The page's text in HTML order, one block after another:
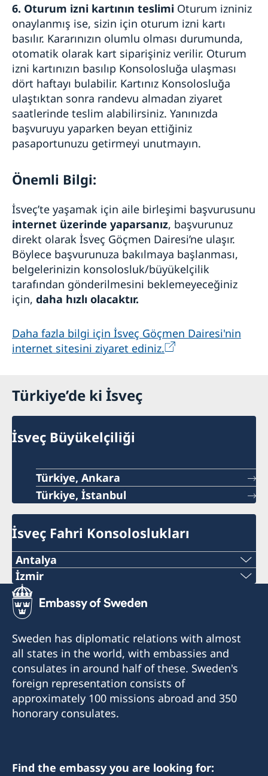
6. Oturum izni kartının teslimi Oturum izniniz
onaylanmış ise, sizin için oturum izni kartı
basılır. Kararınızın olumlu olması durumunda,
otomatik olarak kart siparişiniz verilir. Oturum
izni kartınızın basılıp Konsolosluğa ulaşması
dört haftayı bulabilir. Kartınız Konsolosluğa
ulaştıktan sonra randevu almadan ziyaret
saatlerinde teslim alabilirsiniz. Yanınızda
başvuruyu yaparken beyan ettiğiniz
pasaportunuzu getirmeyi unutmayın.
Önemli Bilgi:
İsveç’te yaşamak için aile birleşimi başvurusunu
internet üzerinde yaparsanız, başvurunuz
direkt olarak İsveç Göçmen Dairesi’ne ulaşır.
Böylece başvurunuza bakılmaya başlanması,
belgelerinizin konsolosluk/büyükelçilik
tarafından gönderilmesini beklemeyeceğiniz
için, daha hızlı olacaktır.
Daha fazla bilgi için İsveç Göçmen Dairesi'nin
internet sitesini ziyaret ediniz.
Türkiye’de ki İsveç
İsveç Büyükelçiliği
Türkiye, Ankara
Türkiye, İstanbul
İsveç Fahri Konsoloslukları
Antalya
Telefon Numarası:
+90 546 242 42 77
consulatesweden@gmail.com
Fahri Konsolosluk sadece randevu ile ziyaretçi
kabul etmektedir. Lütfen sorularınız için
önceden arayınız veya e-posta gönderiniz.
Yerel resmi tatil günlerinde Fahri
İzmir
İzmir Fahri Konsolosluğu şu anda hizmet
vermemektedir. Sorularınız için lütfen İstanbul
Başkonsolosluğu'na başvurunuz.
Sweden has diplomatic relations with almost
all states in the world, with embassies and
consulates in around half of these. Sweden's
foreign representation consists of
approximately 100 missions abroad and 350
honorary consulates.
Find the embassy you are looking for: